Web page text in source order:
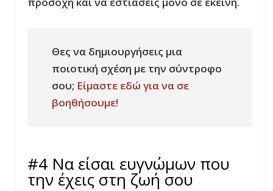
Θες να δημιουργήσεις μια
ποιοτική σχέση με την σύντροφο
σου; Είμαστε εδώ για να σε
βοηθήσουμε!
#4 Να είσαι ευγνώμων που
την έχεις στη ζωή σου